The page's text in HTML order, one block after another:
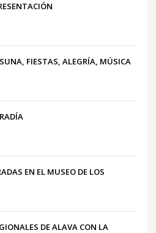
FIESTAS, ALEGRÍA, MÚSICA
EN EL MUSEO DE LOS
DE ALAVA CON LA